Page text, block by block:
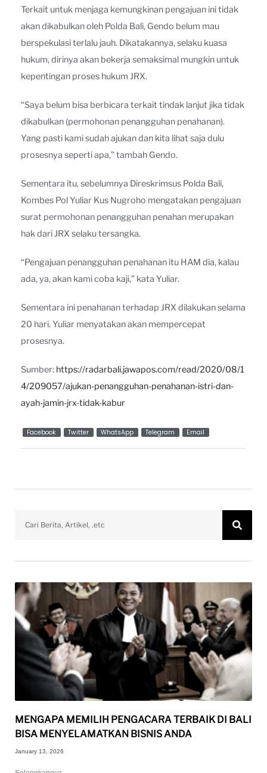
Terkait untuk menjaga kemungkinan pengajuan ini tidak
akan dikabulkan oleh Polda Bali, Gendo belum mau
berspekulasi terlalu jauh. Dikatakannya, selaku kuasa
hukum, dirinya akan bekerja semaksimal mungkin untuk
kepentingan proses hukum JRX.
“Saya belum bisa berbicara terkait tindak lanjut jika tidak
dikabulkan (permohonan penangguhan penahanan).
Yang pasti kami sudah ajukan dan kita lihat saja dulu
prosesnya seperti apa,” tambah Gendo.
Sementara itu, sebelumnya Direskrimsus Polda Bali,
Kombes Pol Yuliar Kus Nugroho mengatakan pengajuan
surat permohonan penangguhan penahan merupakan
hak dari JRX selaku tersangka.
“Pengajuan penangguhan penahanan itu HAM dia, kalau
ada, ya, akan kami coba kaji,” kata Yuliar.
Sementara ini penahanan terhadap JRX dilakukan selama
20 hari. Yuliar menyatakan akan mempercepat
prosesnya.
Sumber: https://radarbali.jawapos.com/read/2020/08/1
4/209057/ajukan-penangguhan-penahanan-istri-dan-
ayah-jamin-jrx-tidak-kabur
Facebook Twitter WhatsApp Telegram Email
MENGAPA MEMILIH PENGACARA TERBAIK DI BALI
BISA MENYELAMATKAN BISNIS ANDA
January 13, 2026